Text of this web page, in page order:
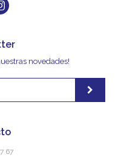
67
novedades!